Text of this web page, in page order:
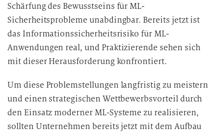
Schärfung des Bewusstseins für ML-
Sicherheitsprobleme unabdingbar. Bereits jetzt ist
das Informationssicherheitsrisiko für ML-
Anwendungen real, und Praktizierende sehen sich
mit dieser Herausforderung konfrontiert.
Um diese Problemstellungen langfristig zu meistern
und einen strategischen Wettbewerbsvorteil durch
den Einsatz moderner ML-Systeme zu realisieren,
sollten Unternehmen bereits jetzt mit dem Aufbau